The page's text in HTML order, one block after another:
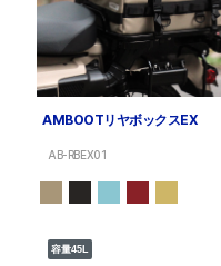
AMBOOTリヤボックスEX
AB-RBEX01
容量45L